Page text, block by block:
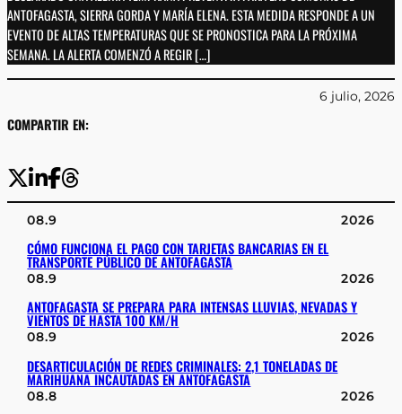
ANTOFAGASTA, SIERRA GORDA Y MARÍA ELENA. ESTA MEDIDA RESPONDE A UN
EVENTO DE ALTAS TEMPERATURAS QUE SE PRONOSTICA PARA LA PRÓXIMA
SEMANA. LA ALERTA COMENZÓ A REGIR […]
COMPARTIR EN:
6 julio, 2026
08.9 2026
CÓMO FUNCIONA EL PAGO CON TARJETAS BANCARIAS EN EL
TRANSPORTE PÚBLICO DE ANTOFAGASTA
08.9 2026
ANTOFAGASTA SE PREPARA PARA INTENSAS LLUVIAS, NEVADAS Y
VIENTOS DE HASTA 100 KM/H
08.9 2026
DESARTICULACIÓN DE REDES CRIMINALES: 2,1 TONELADAS DE
MARIHUANA INCAUTADAS EN ANTOFAGASTA
08.8 2026